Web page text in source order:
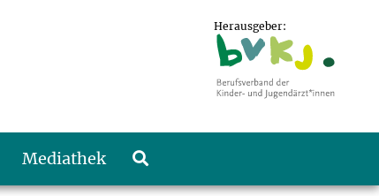
Herausgeber:
Mediathek